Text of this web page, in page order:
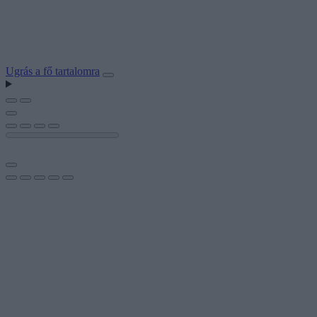
Ugrás a fő tartalomra